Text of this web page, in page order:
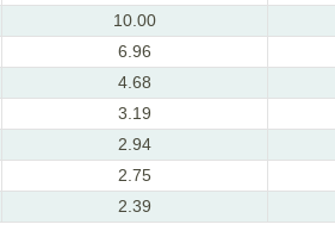
10.00
6.96
4.68
3.19
2.94
2.75
2.39